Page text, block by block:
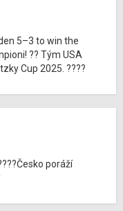
5–3 to win the
?? Tým USA
Cup 2025. ????
poráží